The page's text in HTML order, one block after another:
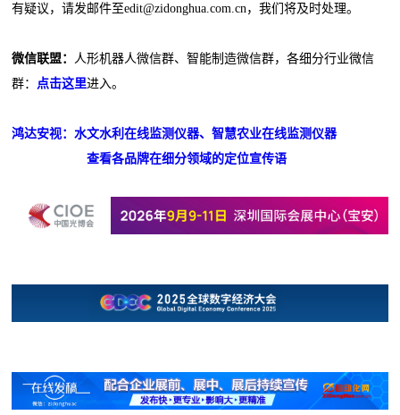
有疑议，请发邮件至edit@zidonghua.com.cn，我们将及时处理。
微信联盟：
人形机器人微信群、智能制造微信群，各细分行业微信
群：
点击这里进入。
鸿达安视：水文水利在线监测仪器、智慧农业在线监测仪器
查看各品牌在细分领域的定位宣传语